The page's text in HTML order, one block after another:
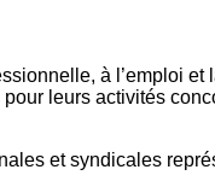
à l’emploi
leurs activités
et syndicales